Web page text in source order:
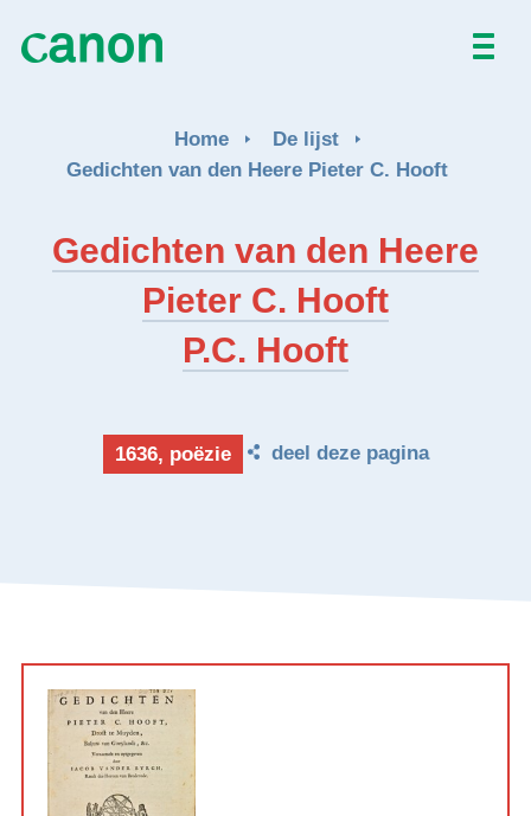
De lijst
EN
Home
De lijst
Gedichten van den Heere Pieter C. Hooft
Gedichten van den Heere
Pieter C. Hooft
P.C. Hooft
1636, poëzie deel deze pagina